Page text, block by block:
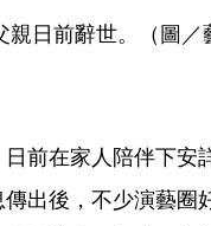
日前辭世。（圖
前在家人陪伴下安
出後，不少演藝圈